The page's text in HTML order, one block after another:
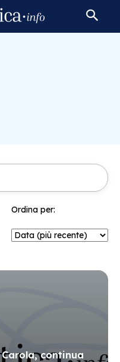
Ordina per:
continua